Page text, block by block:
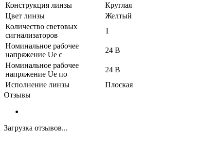
Конструкция линзы
Круглая
Цвет линзы
Желтый
Количество световых
сигнализаторов
1
Номинальное рабочее
напряжение Ue с
24 В
Номинальное рабочее
напряжение Ue по
24 В
Исполнение линзы
Плоская
Отзывы
Загрузка отзывов...